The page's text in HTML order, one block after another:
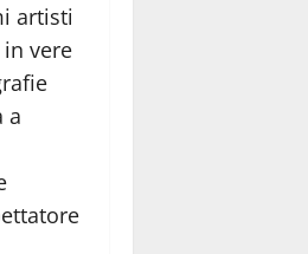
artisti
vere
a